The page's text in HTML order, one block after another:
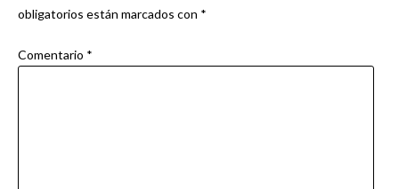
obligatorios están marcados con *
Comentario *